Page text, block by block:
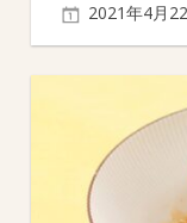
2021年4月